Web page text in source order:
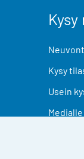
Kysy
Usein
Medialle